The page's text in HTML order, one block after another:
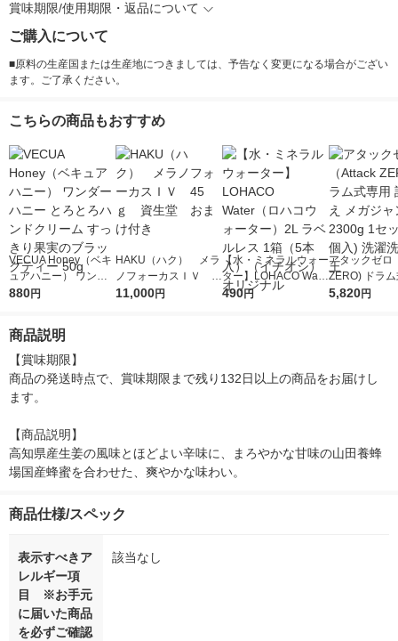
賞味期限/使用期限・返品について
ご購入について
■原料の生産国または生産地につきましては、予告なく変更になる場合がござい
ます。ご了承ください。
こちらの商品もおすすめ
VECUA Honey（ベキ
ュアハニー） ワンダ
ーハニー とろとろハ
ー 50g
880円
HAKU（ハク） メラ
ノフォーカスＩＶ 4
5ｇ 資生堂 おまけ
11,000円
【水・ミネラルウォー
ター】LOHACO Wate
r（ロハコウォータ
490円
アタックゼロ
ZERO) ドラ
詰め替え メガ
5,820円
商品説明
【賞味期限】
商品の発送時点で、賞味期限まで残り132日以上の商品をお届けし
ます。
【商品説明】
高知県産生姜の風味とほどよい辛味に、まろやかな甘味の山田養蜂
場国産蜂蜜を合わせた、爽やかな味わい。
商品仕様/スペック
表示すべきア
レルギー項
目 ※お手元
に届いた商品
を必ずご確認
該当なし